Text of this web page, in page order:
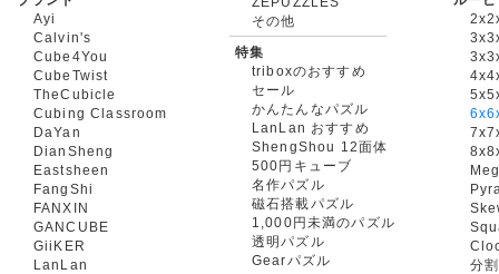
Ayi
Calvin's
Cube4You
CubeTwist
TheCubicle
Cubing Classroom
DaYan
DianSheng
Eastsheen
FangShi
FANXIN
GANCUBE
GiiKER
LanLan
その他
特集
triboxのおすすめ
セール
かんたんなパズル
LanLan おすすめ
ShengShou 12面体
500円キューブ
名作パズル
磁石搭載パズル
1,000円未満のパズル
透明パズル
Gearパズル
分